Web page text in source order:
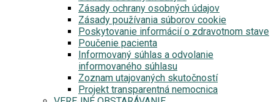
Zásady ochrany osobných údajov
Zásady používania súborov cookie
Poskytovanie informácií o zdravotnom stave
Poučenie pacienta
Informovaný súhlas a odvolanie
informovaného súhlasu
Zoznam utajovaných skutočností
Projekt transparentná nemocnica